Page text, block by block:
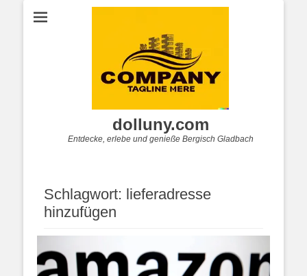
dolluny.com
Entdecke, erlebe und genieße Bergisch Gladbach
Schlagwort: lieferadresse
hinzufügen